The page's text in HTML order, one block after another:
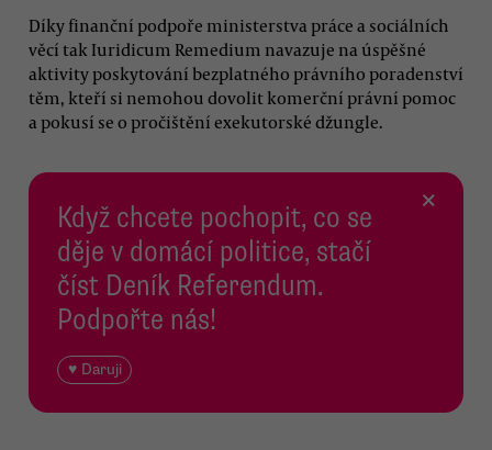
Díky finanční podpoře ministerstva práce a sociálních
věcí tak Iuridicum Remedium navazuje na úspěšné
aktivity poskytování bezplatného právního poradenství
těm, kteří si nemohou dovolit komerční právní pomoc
a pokusí se o pročištění exekutorské džungle.
Když chcete pochopit, co se
děje v domácí politice, stačí
číst Deník Referendum.
Podpořte nás!
♥ Daruji
×